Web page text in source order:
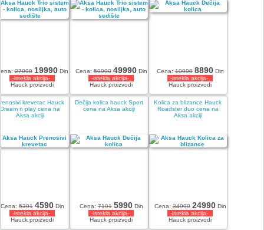
27990 19990Din
-istekla akcija-
Hauck proizvodi
Cena:59990 49990Din
-istekla akcija-
Hauck proizvodi
Cena:10990 8890Din
-istekla akcija-
Hauck proizvodi
krevetac Hauck
Dream n play cena na
Aksa akciji
Cena:5391 4590Din
-istekla akcija-
Hauck proizvodi
Dečija kolica hauck Sport
cena na Aksa akciji
Cena:7191 5990Din
-istekla akcija-
Hauck proizvodi
Kolica za blizance Hauck
Roadster duo cena na
Aksa akciji
Cena:34990 24990Din
-istekla akcija-
Hauck proizvodi